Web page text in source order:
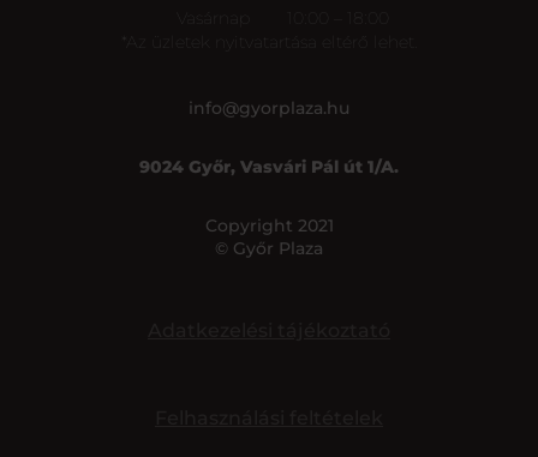
*Az üzletek nyitvatartása eltérő lehet.
info@gyorplaza.hu
9024 Győr, Vasvári Pál út 1/A.
Copyright 2021
© Győr Plaza